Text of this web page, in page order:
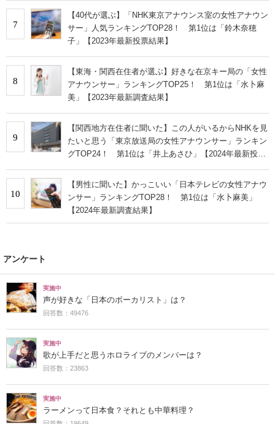
7
【40代が選ぶ】「NHK東京アナウンス室の女性アナウン
サー」人気ランキングTOP28！ 第1位は「鈴木奈穂
子」【2023年最新投票結果】
8
【東海・関西在住者が選ぶ】好きな在京キー局の「女性
アナウンサー」ランキングTOP25！ 第1位は「水卜麻
美」【2023年最新調査結果】
9
【関西地方在住者に聞いた】この人がいるからNHKを見
たいと思う「東京放送局の女性アナウンサー」ランキン
グTOP24！ 第1位は「井上あさひ」【2024年最新投票
10
【男性に聞いた】かっこいい「日本テレビの女性アナウ
ンサー」ランキングTOP28！ 第1位は「水卜麻美」
【2024年最新調査結果】
アンケート
実施中
声が好きな「日本のボーカリスト」は？
回答数：49476
実施中
歌が上手だと思うホロライブのメンバーは？
回答数：23863
実施中
ラーメンって日本食？それとも中華料理？